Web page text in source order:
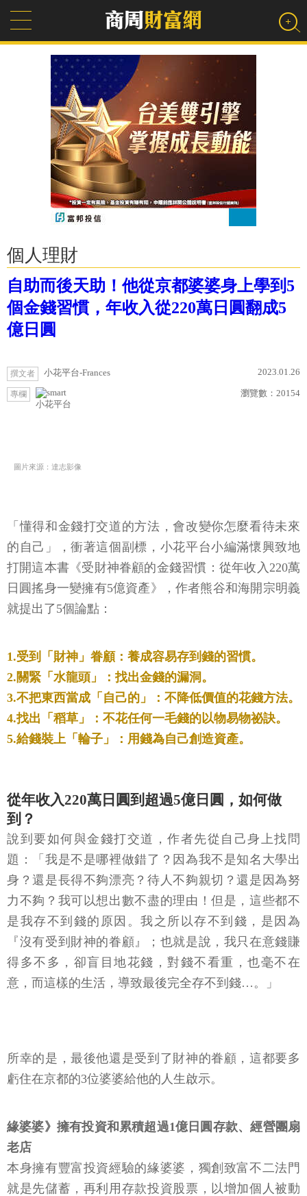
個人理財
自助而後天助！他從京都婆婆身上學到5
個金錢習慣，年收入從220萬日圓翻成5
億日圓
撰文者 小花平台-Frances 2023.01.26
專欄
小花平台
瀏覽數： 20154
圖片來源：達志影像
「懂得和金錢打交道的方法，會改變你怎麼看待未來
的自己」，衝著這個副標，小花平台小編滿懷興致地
打開這本書《受財神眷顧的金錢習慣：從年收入220萬
日圓搖身一變擁有5億資產》，作者熊谷和海開宗明義
就提出了5個論點：
1.受到「財神」眷顧：養成容易存到錢的習慣。
2.關緊「水龍頭」：找出金錢的漏洞。
3.不把東西當成「自己的」：不降低價值的花錢方法。
4.找出「稻草」：不花任何一毛錢的以物易物祕訣。
5.給錢裝上「輪子」：用錢為自己創造資產。
從年收入220萬日圓到超過5億日圓，如何做
到？
說到要如何與金錢打交道，作者先從自己身上找問
題：「我是不是哪裡做錯了？因為我不是知名大學出
身？還是長得不夠漂亮？待人不夠親切？還是因為努
力不夠？我可以想出數不盡的理由！但是，這些都不
是我存不到錢的原因。我之所以存不到錢，是因為
『沒有受到財神的眷顧』；也就是說，我只在意錢賺
得多不多，卻盲目地花錢，對錢不看重，也毫不在
意，而這樣的生活，導致最後完全存不到錢…。」
所幸的是，最後他還是受到了財神的眷顧，這都要多
虧住在京都的3位婆婆給他的人生啟示。
緣婆婆》擁有投資和累積超過1億日圓存款、經營團扇
老店
本身擁有豐富投資經驗的緣婆婆，獨創致富不二法門
就是先儲蓄，再利用存款投資股票，以增加個人被動